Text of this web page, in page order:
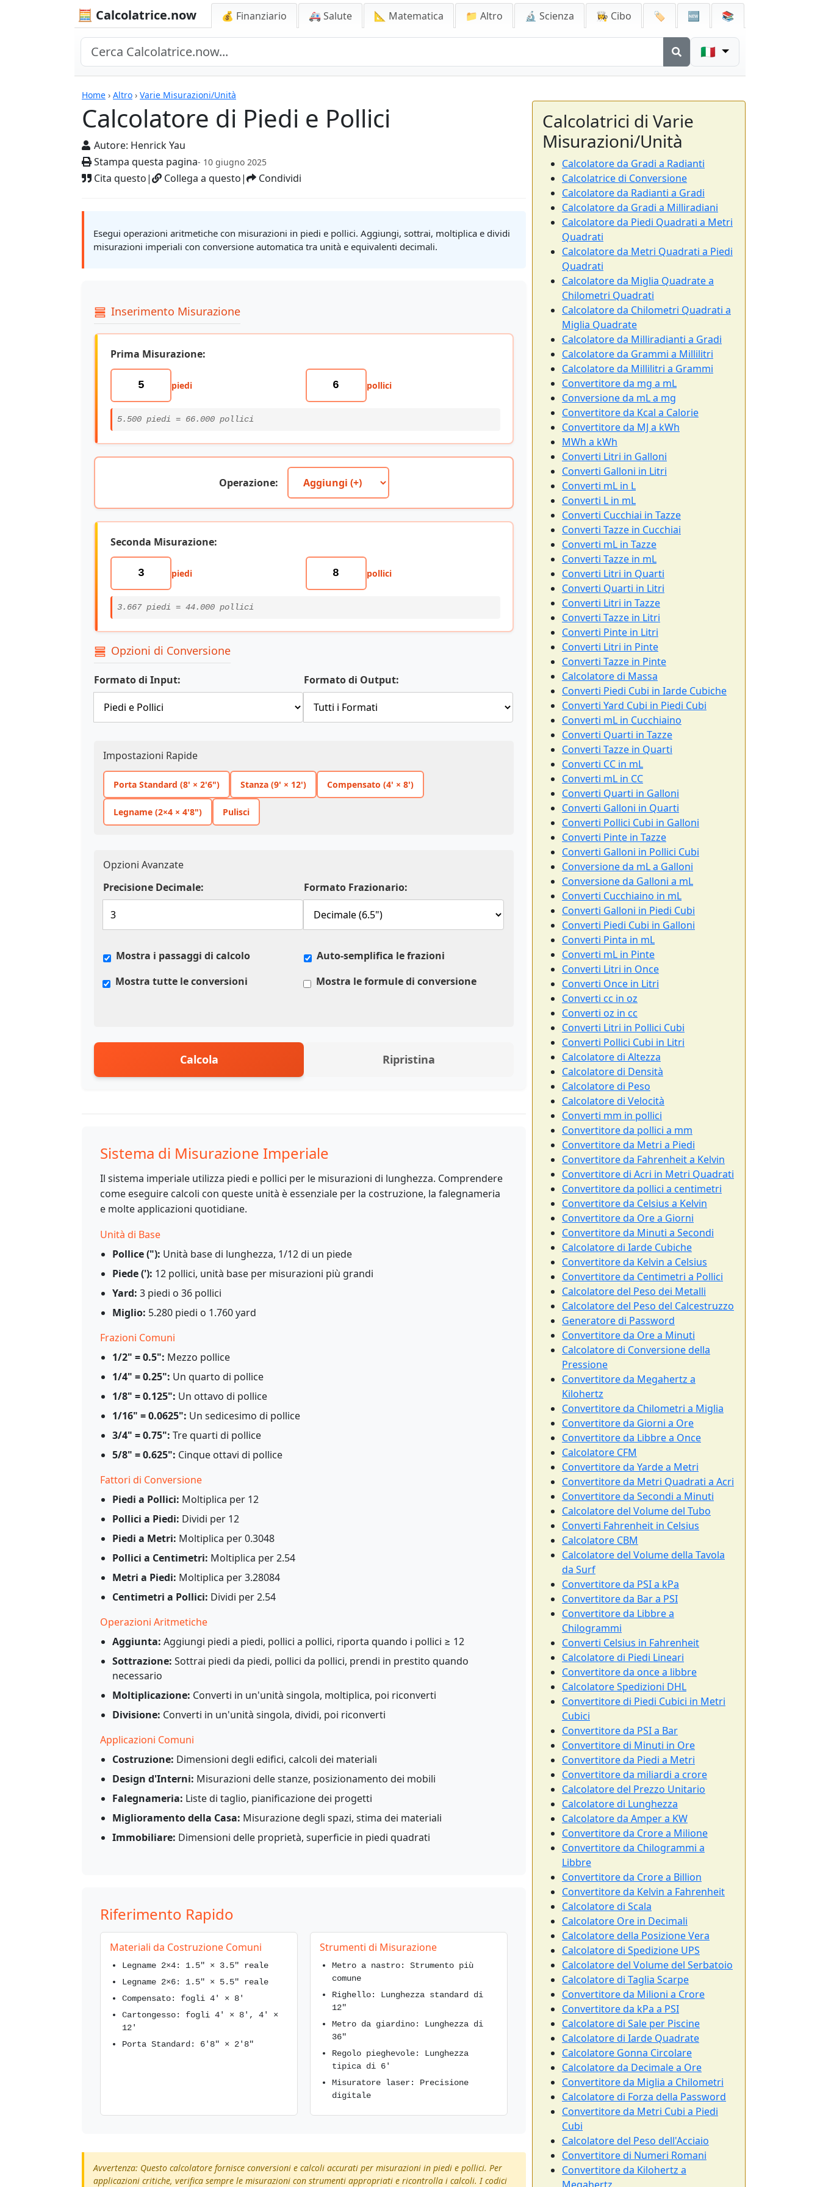
🧮 Calcolatrice.now 💰 Finanziario 🚑 Salute 📐 Matematica 📁 Altro 🔬 Scienza 👩‍🍳 Cibo 🏷️ 🆕 📚
🇮🇹
Home › Altro › Varie Misurazioni/Unità
Calcolatore di Piedi e Pollici
Autore: Henrick Yau
Stampa questa pagina- 10 giugno 2025
Cita questo| Collega a questo| Condividi
Calcolatrici
Esegui operazioni aritmetiche con misurazioni in piedi e pollici. Aggiungi, sottrai, moltiplica e dividi
misurazioni imperiali con conversione automatica tra unità e equivalenti decimali.
Inserimento Misurazione
Prima Misurazione:
piedi pollici
5.500 piedi = 66.000 pollici
Operazione:
Seconda Misurazione:
piedi pollici
3.667 piedi = 44.000 pollici
Opzioni di Conversione
Formato di Input: Formato di Output:
Impostazioni Rapide
Porta Standard (8' × 2'6") Stanza (9' × 12') Compensato (4' × 8')
Legname (2×4 × 4'8") Pulisci
Opzioni Avanzate
Precisione Decimale:
Formato Frazionario:
Mostra i passaggi di calcolo
Mostra tutte le conversioni
Auto-semplifica le frazioni
Mostra le formule di conversione
Calcola Ripristina
Sistema di Misurazione Imperiale
Il sistema imperiale utilizza piedi e pollici per le misurazioni di lunghezza. Comprendere
come eseguire calcoli con queste unità è essenziale per la costruzione, la falegnameria
e molte applicazioni quotidiane.
Unità di Base
Pollice ("): Unità base di lunghezza, 1/12 di un piede
Piede ('): 12 pollici, unità base per misurazioni più grandi
Yard: 3 piedi o 36 pollici
Miglio: 5.280 piedi o 1.760 yard
Frazioni Comuni
1/2" = 0.5": Mezzo pollice
1/4" = 0.25": Un quarto di pollice
1/8" = 0.125": Un ottavo di pollice
1/16" = 0.0625": Un sedicesimo di pollice
3/4" = 0.75": Tre quarti di pollice
5/8" = 0.625": Cinque ottavi di pollice
Fattori di Conversione
Piedi a Pollici: Moltiplica per 12
Pollici a Piedi: Dividi per 12
Piedi a Metri: Moltiplica per 0.3048
Pollici a Centimetri: Moltiplica per 2.54
Metri a Piedi: Moltiplica per 3.28084
Centimetri a Pollici: Dividi per 2.54
Operazioni Aritmetiche
Aggiunta: Aggiungi piedi a piedi, pollici a pollici, riporta quando i pollici ≥ 12
Sottrazione: Sottrai piedi da piedi, pollici da pollici, prendi in prestito quando
necessario
Moltiplicazione: Converti in un'unità singola, moltiplica, poi riconverti
Divisione: Converti in un'unità singola, dividi, poi riconverti
Applicazioni Comuni
Costruzione: Dimensioni degli edifici, calcoli dei materiali
Design d'Interni: Misurazioni delle stanze, posizionamento dei mobili
Falegnameria: Liste di taglio, pianificazione dei progetti
Miglioramento della Casa: Misurazione degli spazi, stima dei materiali
Immobiliare: Dimensioni delle proprietà, superficie in piedi quadrati
Riferimento Rapido
Materiali da Costruzione Comuni
Legname 2×4: 1.5" × 3.5" reale
Legname 2×6: 1.5" × 5.5" reale
Compensato: fogli 4' × 8'
Cartongesso: fogli 4' × 8', 4' ×
12'
Porta Standard: 6'8" × 2'8"
Strumenti di Misurazione
Metro a nastro: Strumento più
comune
Righello: Lunghezza standard di
12"
Metro da giardino: Lunghezza di
36"
Regolo pieghevole: Lunghezza
tipica di 6'
Misuratore laser: Precisione
digitale
Avvertenza: Questo calcolatore fornisce conversioni e calcoli accurati per misurazioni in piedi e pollici. Per
applicazioni critiche, verifica sempre le misurazioni con strumenti appropriati e ricontrolla i calcoli. I codici
Calcolatrici di Varie
Misurazioni/Unità
Calcolatore da Gradi a Radianti
Calcolatrice di Conversione
Calcolatore da Radianti a Gradi
Calcolatore da Gradi a Milliradiani
Calcolatore da Piedi Quadrati a Metri
Quadrati
Calcolatore da Metri Quadrati a Piedi
Quadrati
Calcolatore da Miglia Quadrate a
Chilometri Quadrati
Calcolatore da Chilometri Quadrati a
Miglia Quadrate
Calcolatore da Milliradianti a Gradi
Calcolatore da Grammi a Millilitri
Calcolatore da Millilitri a Grammi
Convertitore da mg a mL
Conversione da mL a mg
Convertitore da Kcal a Calorie
Convertitore da MJ a kWh
MWh a kWh
Converti Litri in Galloni
Converti Galloni in Litri
Converti mL in L
Converti L in mL
Converti Cucchiai in Tazze
Converti Tazze in Cucchiai
Converti mL in Tazze
Converti Tazze in mL
Converti Litri in Quarti
Converti Quarti in Litri
Converti Litri in Tazze
Converti Tazze in Litri
Converti Pinte in Litri
Converti Litri in Pinte
Converti Tazze in Pinte
Calcolatore di Massa
Converti Piedi Cubi in Iarde Cubiche
Converti Yard Cubi in Piedi Cubi
Converti mL in Cucchiaino
Converti Quarti in Tazze
Converti Tazze in Quarti
Converti CC in mL
Converti mL in CC
Converti Quarti in Galloni
Converti Galloni in Quarti
Converti Pollici Cubi in Galloni
Converti Pinte in Tazze
Converti Galloni in Pollici Cubi
Conversione da mL a Galloni
Conversione da Galloni a mL
Converti Cucchiaino in mL
Converti Galloni in Piedi Cubi
Converti Piedi Cubi in Galloni
Converti Pinta in mL
Converti mL in Pinte
Converti Litri in Once
Converti Once in Litri
Converti cc in oz
Converti oz in cc
Converti Litri in Pollici Cubi
Converti Pollici Cubi in Litri
Calcolatore di Altezza
Calcolatore di Densità
Calcolatore di Peso
Calcolatore di Velocità
Converti mm in pollici
Convertitore da pollici a mm
Convertitore da Metri a Piedi
Convertitore da Fahrenheit a Kelvin
Convertitore di Acri in Metri Quadrati
Convertitore da pollici a centimetri
Convertitore da Celsius a Kelvin
Convertitore da Ore a Giorni
Convertitore da Minuti a Secondi
Calcolatore di Iarde Cubiche
Convertitore da Kelvin a Celsius
Convertitore da Centimetri a Pollici
Calcolatore del Peso dei Metalli
Calcolatore del Peso del Calcestruzzo
Generatore di Password
Convertitore da Ore a Minuti
Calcolatore di Conversione della
Pressione
Convertitore da Megahertz a
Kilohertz
Convertitore da Chilometri a Miglia
Convertitore da Giorni a Ore
Convertitore da Libbre a Once
Calcolatore CFM
Convertitore da Yarde a Metri
Convertitore da Metri Quadrati a Acri
Convertitore da Secondi a Minuti
Calcolatore del Volume del Tubo
Converti Fahrenheit in Celsius
Calcolatore CBM
Calcolatore del Volume della Tavola
da Surf
Convertitore da PSI a kPa
Convertitore da Bar a PSI
Convertitore da Libbre a
Chilogrammi
Converti Celsius in Fahrenheit
Calcolatore di Piedi Lineari
Convertitore da once a libbre
Calcolatore Spedizioni DHL
Convertitore di Piedi Cubici in Metri
Cubici
Convertitore da PSI a Bar
Convertitore di Minuti in Ore
Convertitore da Piedi a Metri
Convertitore da miliardi a crore
Calcolatore del Prezzo Unitario
Calcolatore di Lunghezza
Calcolatore da Amper a KW
Convertitore da Crore a Milione
Convertitore da Chilogrammi a
Libbre
Convertitore da Crore a Billion
Convertitore da Kelvin a Fahrenheit
Calcolatore di Scala
Calcolatore Ore in Decimali
Calcolatore della Posizione Vera
Calcolatore di Spedizione UPS
Calcolatore del Volume del Serbatoio
Calcolatore di Taglia Scarpe
Convertitore da Milioni a Crore
Convertitore da kPa a PSI
Calcolatore di Sale per Piscine
Calcolatore di Iarde Quadrate
Calcolatore Gonna Circolare
Calcolatore da Decimale a Ore
Convertitore da Miglia a Chilometri
Calcolatore di Forza della Password
Convertitore da Metri Cubi a Piedi
Cubi
Calcolatore del Peso dell'Acciaio
Convertitore di Numeri Romani
Convertitore da Kilohertz a